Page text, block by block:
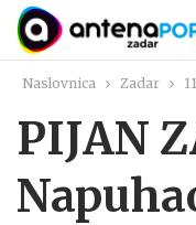
Naslovnica Zadar
PIJAN